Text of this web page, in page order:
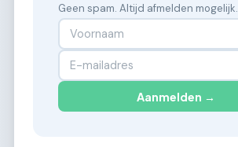
Geen spam. Altijd afmelden mogelijk.
Aanmelden →